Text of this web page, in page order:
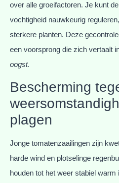
over alle groeifactoren. Je kunt
vochtigheid nauwkeurig
sterkere planten. Deze
een voorsprong die zich vertaalt
oogst.
Bescherming
plagen
Jonge tomatenzaailingen zijn
harde wind en plotselinge
houden tot het weer stabiel warm